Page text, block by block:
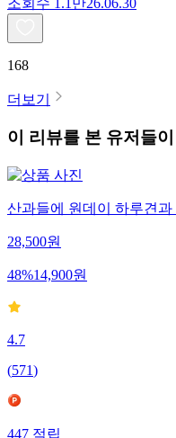
168
더보기
이 리뷰를 본 유저들
산과들에 원데이 하루견
28,500원
48%14,900원
4.7
(571)
447 적립